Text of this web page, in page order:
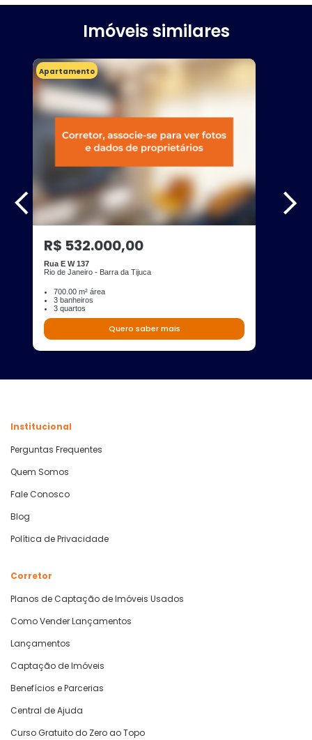
Imóveis similares
Apartamento
R$ 532.000,00
Rua E W 137
Rio de Janeiro - Barra da Tijuca
700.00 m² área
3 banheiros
3 quartos
Quero saber mais
Institucional
Perguntas Frequentes
Quem Somos
Fale Conosco
Blog
Política de Privacidade
Corretor
Planos de Captação de Imóveis Usados
Como Vender Lançamentos
Lançamentos
Captação de Imóveis
Benefícios e Parcerias
Central de Ajuda
Curso Gratuito do Zero ao Topo